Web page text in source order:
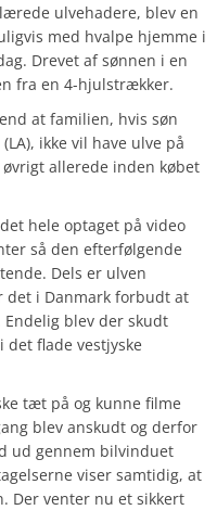
ulvehadere, blev en
med hvalpe hjemme i
Drevet af sønnen i en
fra en 4-hjulstrækker.
at familien, hvis søn
ikke vil have ulve på
allerede inden købet
hele optaget på video
så den efterfølgende
Dels er ulven
det i Danmark forbudt at
blev der skudt
flade vestjyske
tæt på og kunne filme
blev anskudt og derfor
ud gennem bilvinduet
viser samtidig, at
Der venter nu et sikkert